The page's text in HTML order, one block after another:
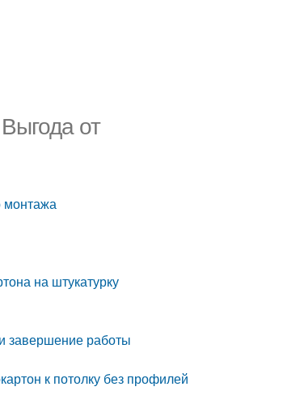
от
монтажа
на штукатурку
завершение работы
к потолку без профилей